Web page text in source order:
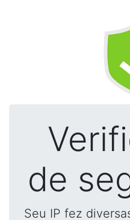
de
Seu IP fez